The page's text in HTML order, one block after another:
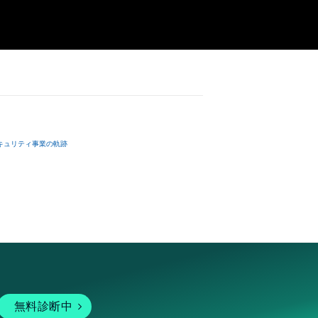
ュリティ事業の軌跡
無料診断中